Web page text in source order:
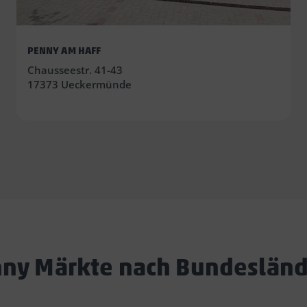
PENNY AM HAFF
Chausseestr. 41-43
17373 Ueckermünde
Märkte nach